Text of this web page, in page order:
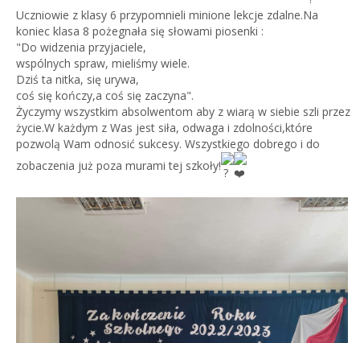
Uczniowie z klasy 6 przypomnieli minione lekcje zdalne.Na
koniec klasa 8 pożegnała się słowami piosenki :
"Do widzenia przyjaciele,
wspólnych spraw, mieliśmy wiele.
Dziś ta nitka, się urywa,
coś się kończy,a coś się zaczyna".
Życzymy wszystkim absolwentom aby z wiarą w siebie szli przez
życie.W każdym z Was jest siła, odwaga i zdolności,które
pozwolą Wam odnosić sukcesy. Wszystkiego dobrego i do
zobaczenia już poza murami tej szkoły!